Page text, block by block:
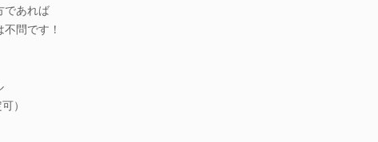
であれば
問です！
）